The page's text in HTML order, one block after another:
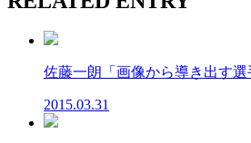
佐藤一朗「画像から導き出す
2015.03.31